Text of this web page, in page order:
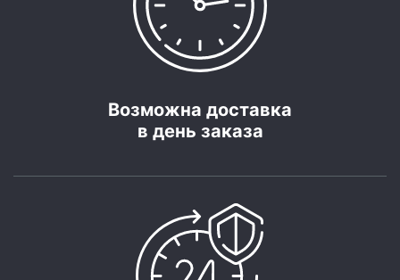
Возможна доставка
в день заказа